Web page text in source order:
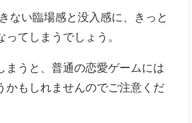
ない臨場感と没入感に、きっと
てしまうでしょう。
まうと、普通の恋愛ゲームには
かもしれませんのでご注意くだ